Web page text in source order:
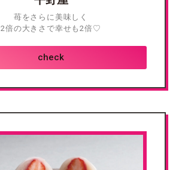
苺をさらに美味しく
2倍の大きさで幸せも2倍♡
check